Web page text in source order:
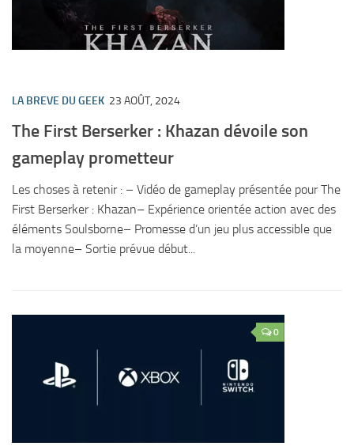
LA BREVE DU GEEK 23 AOÛT, 2024
The First Berserker : Khazan dévoile son
gameplay prometteur
Les choses à retenir : – Vidéo de gameplay présentée pour The
First Berserker : Khazan– Expérience orientée action avec des
éléments Soulsborne– Promesse d’un jeu plus accessible que
la moyenne– Sortie prévue début...
0